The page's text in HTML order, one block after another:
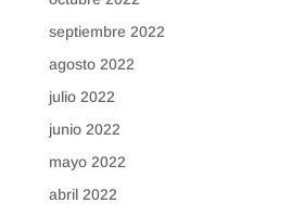
septiembre 2022
agosto 2022
julio 2022
junio 2022
mayo 2022
abril 2022